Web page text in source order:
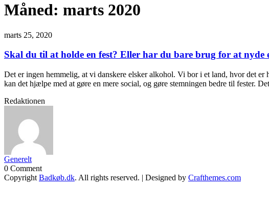
Måned: marts 2020
marts 25, 2020
Skal du til at holde en fest? Eller har du bare brug for at nyde
Det er ingen hemmelig, at vi danskere elsker alkohol. Vi bor i et land, hvor det
kan det hjælpe med at gøre en mere social, og gøre stemningen bedre til fester.
Redaktionen
Generelt
0 Comment
Copyright Badkøb.dk. All rights reserved. | Designed by Crafthemes.com